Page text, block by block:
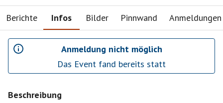
Berichte Infos Bilder Pinnwand Anmeldungen
Anmeldung nicht möglich
Das Event fand bereits statt
Beschreibung